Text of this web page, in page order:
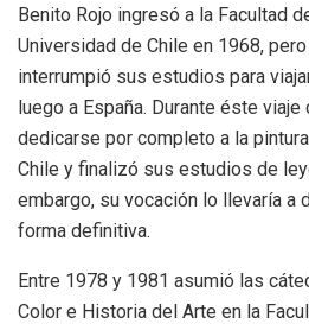
Benito Rojo ingresó a la Facultad
Universidad de Chile en 1968,
interrumpió sus estudios para
luego a España. Durante éste
dedicarse por completo a la
Chile y finalizó sus estudios de
embargo, su vocación lo llevaría a
forma definitiva.
Entre 1978 y 1981 asumió las
Color e Historia del Arte en la